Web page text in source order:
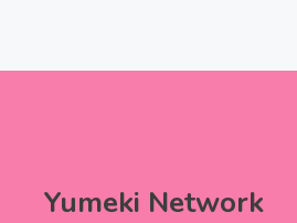
Yumeki Network